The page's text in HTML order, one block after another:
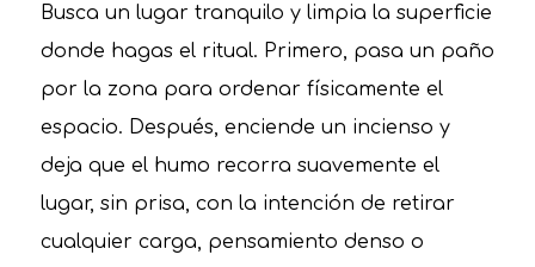
Busca un lugar tranquilo y limpia la superficie
donde hagas el ritual. Primero, pasa un paño
por la zona para ordenar físicamente el
espacio. Después, enciende un incienso y
deja que el humo recorra suavemente el
lugar, sin prisa, con la intención de retirar
cualquier carga, pensamiento denso o